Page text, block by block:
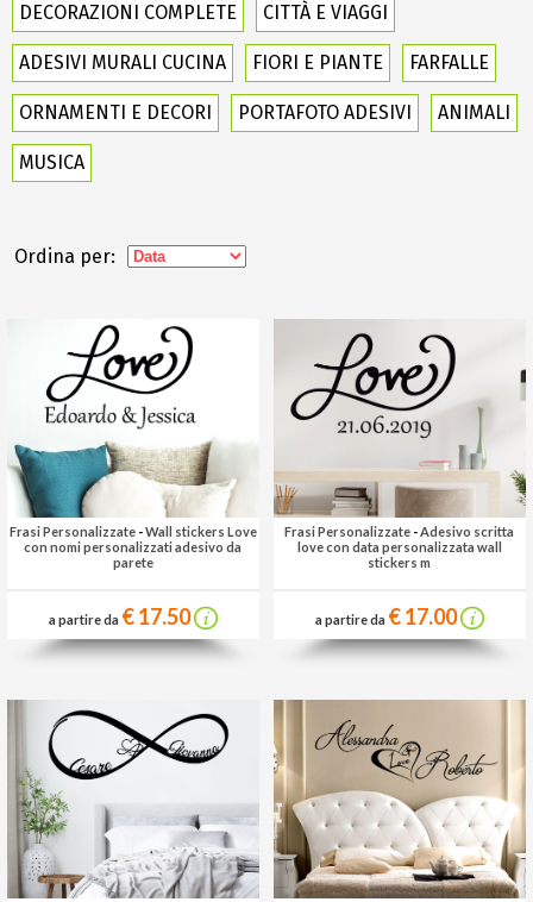
DECORAZIONI COMPLETE CITTÀ E VIAGGI
ADESIVI MURALI CUCINA FIORI E PIANTE FARFALLE
ORNAMENTI E DECORI PORTAFOTO ADESIVI ANIMALI
MUSICA
Ordina per:
Frasi Personalizzate -Wall stickers Love
con nomi personalizzati adesivo da
parete
a partire da € 17.50
Frasi Personalizzate -Adesivo scritta
love con data personalizzata wall
stickers m
a partire da € 17.00